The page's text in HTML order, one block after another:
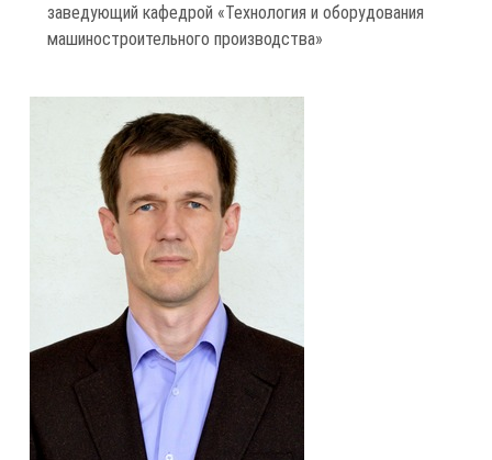
заведующий кафедрой «Технология и оборудования
машиностроительного производства»